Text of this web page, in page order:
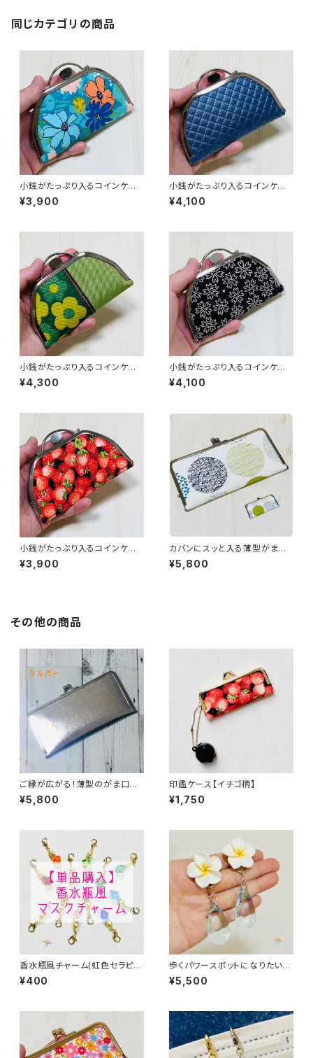
同じカテゴリの商品
小銭がたっぷり入るコインケー
ス／花柄
¥3,900
小銭がたっぷり入るコインケー
ス／【合皮】紺
¥4,100
小銭がたっぷり入るコインケー
ス／【畳縁】花柄・グリーン系
¥4,300
小銭がたっぷり入るコインケー
ス／【印伝調】桜柄
¥4,100
小銭がたっぷり入るコインケー
ス／イチゴ柄
¥3,900
カバンにスッと入る薄型がま口
長財布／ボタニカル柄
¥5,800
その他の商品
ご縁が広がる！薄型のがま口長
財布【合皮】〈シルバー〉
¥5,800
印鑑ケース【イチゴ柄】
¥1,750
香水瓶風チャーム(虹色セラピー
カラー)
¥400
歩くパワースポットになりたい人
必見！プルメリア2wayイヤリン
グ
¥5,500